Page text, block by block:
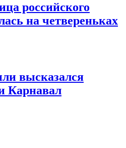
российского
на четвереньках
высказался
Карнавал